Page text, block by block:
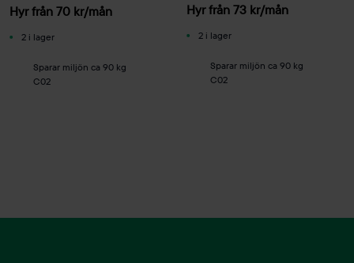
Hyr från 70 kr/mån
2 i lager
Sparar miljön ca 90 kg
C02
Hyr från 73 kr/mån
2 i lager
Sparar miljön ca 90 kg
C02